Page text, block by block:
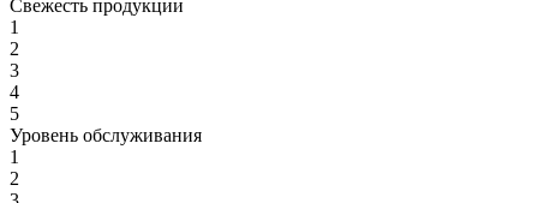
Свежесть продукции
1
2
3
4
5
Уровень обслуживания
1
2